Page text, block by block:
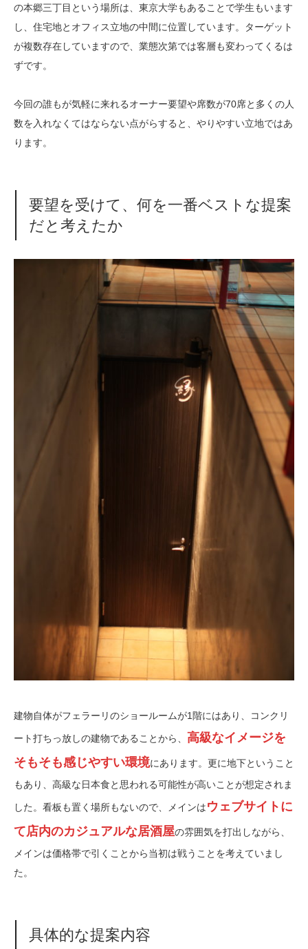
の本郷三丁目という場所は、東京大学もあることで学生もいます
し、住宅地とオフィス立地の中間に位置しています。ターゲット
が複数存在していますので、業態次第では客層も変わってくるは
ずです。
今回の誰もが気軽に来れるオーナー要望や席数が70席と多くの人
数を入れなくてはならない点がらすると、やりやすい立地ではあ
ります。
要望を受けて、何を一番ベストな提案
だと考えたか
建物自体がフェラーリのショールームが1 階にはあり、コンクリ
ート打ちっ放しの建物であることから、 高級なイメージを
そもそも感じやすい環境にあります。更に地下ということ
もあり、高級な日本食と思われる可能性が高いことが想定されま
した。看板も置く場所もないので、メインはウェブサイトに
て店内のカジュアルな居酒屋の雰囲気を打出しながら、
メインは価格帯で引くことから当初は戦うことを考えていまし
た。
具体的な提案内容